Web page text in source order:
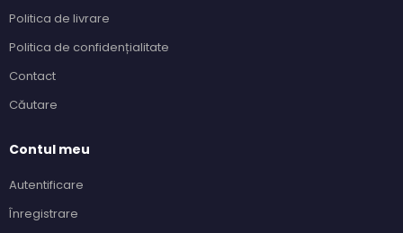
Politica de livrare
Politica de confidențialitate
Contact
Căutare
Contul meu
Autentificare
Înregistrare